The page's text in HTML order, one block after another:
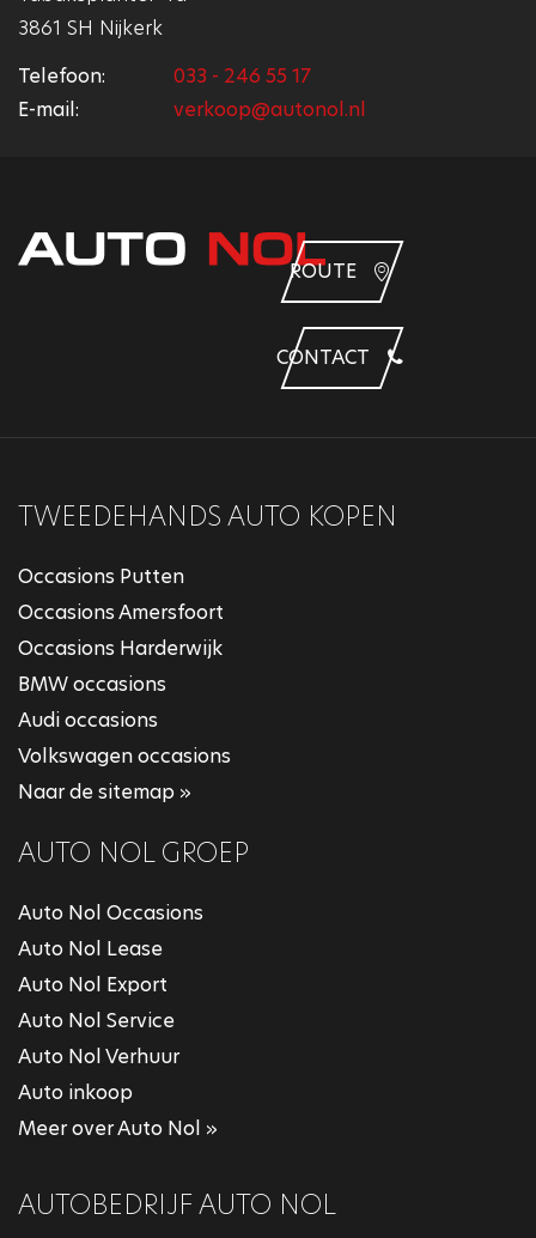
3861 SH Nijkerk
Telefoon:
033 - 246 55 17
E-mail:
verkoop@autonol.nl
ROUTE
CONTACT
TWEEDEHANDS AUTO KOPEN
Occasions Putten
Occasions Amersfoort
Occasions Harderwijk
BMW occasions
Audi occasions
Volkswagen occasions
Naar de sitemap »
AUTO NOL GROEP
Auto Nol Occasions
Auto Nol Lease
Auto Nol Export
Auto Nol Service
Auto Nol Verhuur
Auto inkoop
Meer over Auto Nol »
AUTOBEDRIJF AUTO NOL